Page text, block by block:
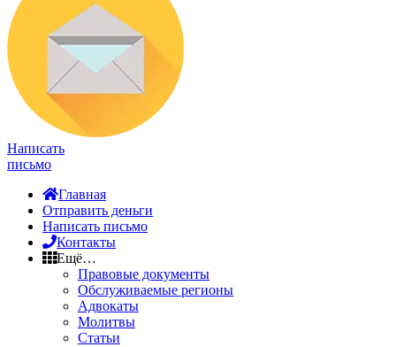
Написать
письмо
Главная
Отправить деньги
Написать письмо
Контакты
Ещё…
Правовые документы
Обслуживаемые регионы
Адвокаты
Молитвы
Статьи